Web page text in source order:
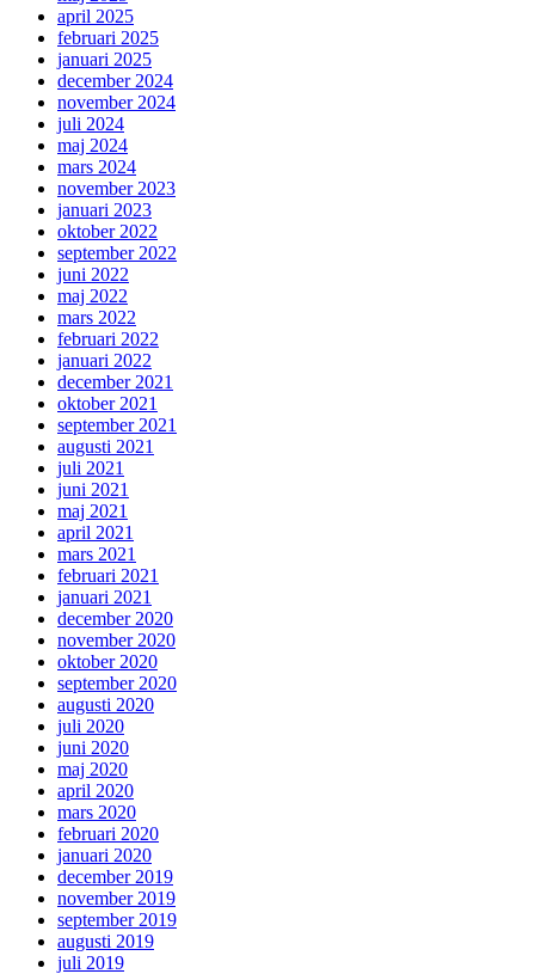
april 2025
februari 2025
januari 2025
december 2024
november 2024
juli 2024
maj 2024
mars 2024
november 2023
januari 2023
oktober 2022
september 2022
juni 2022
maj 2022
mars 2022
februari 2022
januari 2022
december 2021
oktober 2021
september 2021
augusti 2021
juli 2021
juni 2021
maj 2021
april 2021
mars 2021
februari 2021
januari 2021
december 2020
november 2020
oktober 2020
september 2020
augusti 2020
juli 2020
juni 2020
maj 2020
april 2020
mars 2020
februari 2020
januari 2020
december 2019
november 2019
september 2019
augusti 2019
juli 2019